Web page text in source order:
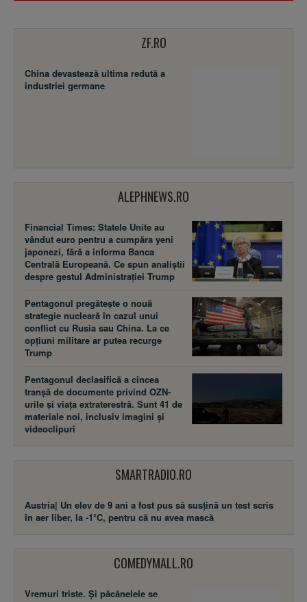
ZF.RO
China devastează ultima redută a
industriei germane
ALEPHNEWS.RO
Financial Times: Statele Unite au
vândut euro pentru a cumpăra yeni
japonezi, fără a informa Banca
Centrală Europeană. Ce spun analiștii
despre gestul Administrației Trump
Pentagonul pregătește o nouă
strategie nucleară în cazul unui
conflict cu Rusia sau China. La ce
opțiuni militare ar putea recurge
Trump
Pentagonul declasifică a cincea
tranșă de documente privind OZN-
urile și viața extraterestră. Sunt 41 de
materiale noi, inclusiv imagini și
videoclipuri
SMARTRADIO.RO
Austria| Un elev de 9 ani a fost pus să susţină un test scris
în aer liber, la -1°C, pentru că nu avea mască
COMEDYMALL.RO
Vremuri triste. Şi păcănelele se